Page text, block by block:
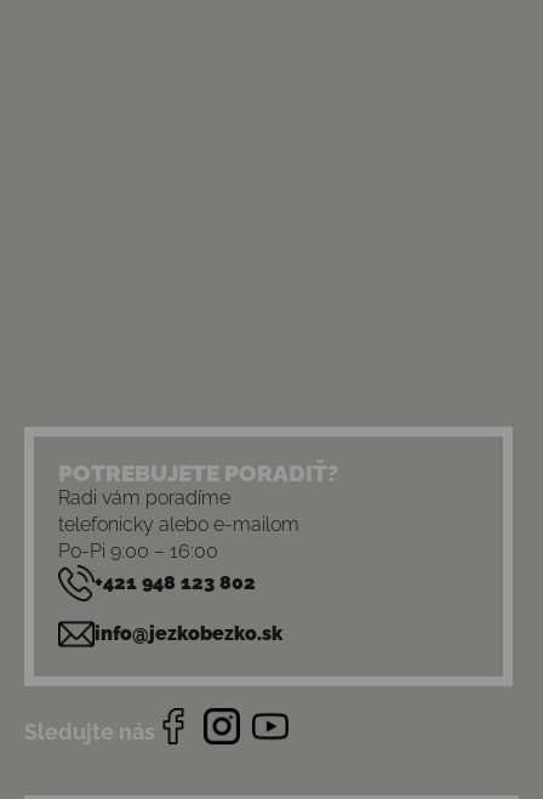
POTREBUJETE PORADIŤ?
Radi vám poradíme
telefonicky alebo e-mailom
Po-Pi 9:00 – 16:00
+421 948 123 802
info@jezkobezko.sk
Sledujte nás